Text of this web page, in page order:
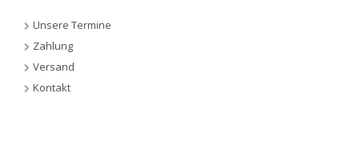
Unsere Termine
Zahlung
Versand
Kontakt